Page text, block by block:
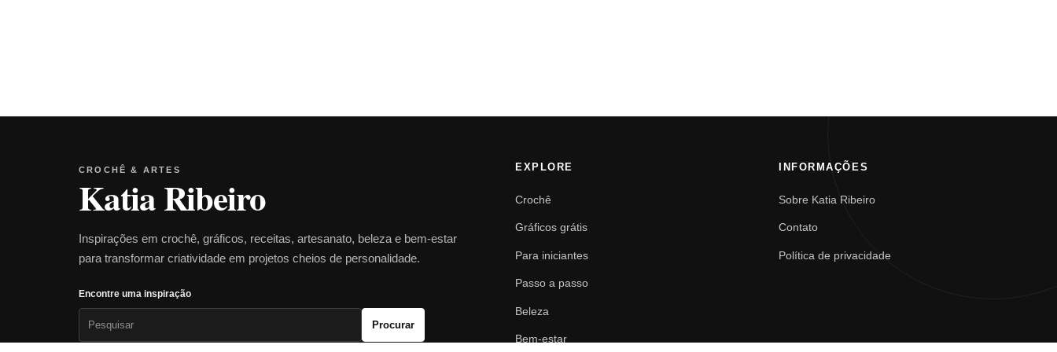
CROCHÊ & ARTES
Katia Ribeiro
Inspirações em crochê, gráficos, receitas, artesanato, beleza e bem-estar
para transformar criatividade em projetos cheios de personalidade.
Encontre uma inspiração
Procurar
EXPLORE
Crochê
Gráficos grátis
Para iniciantes
Passo a passo
Beleza
Bem-estar
INFORMAÇÕES
Sobre Katia Ribeiro
Contato
Política de privacidade